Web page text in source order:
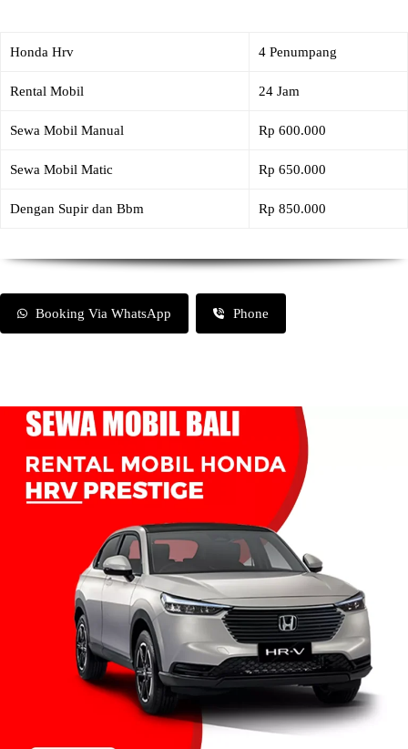
Honda Hrv 4 Penumpang
Rental Mobil 24 Jam
Sewa Mobil Manual Rp 600.000
Sewa Mobil Matic Rp 650.000
Dengan Supir dan Bbm Rp 850.000
Booking Via WhatsApp Phone